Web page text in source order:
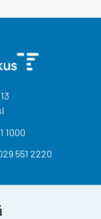
13
1000
551 2220